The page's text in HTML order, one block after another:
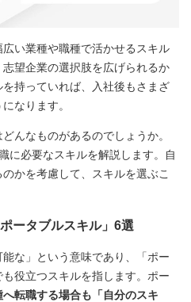
い業種や職種で活かせるスキル
望企業の選択肢を広げられるか
持っていれば、入社後もさまざ
なります。
んなものがあるのでしょうか。
に必要なスキルを解説します。自
かを考慮して、スキルを選ぶこ
ータブルスキル」6選
能な」という意味であり、「ポー
役立つスキルを指します。ポー
へ転職する場合も「自分のスキ